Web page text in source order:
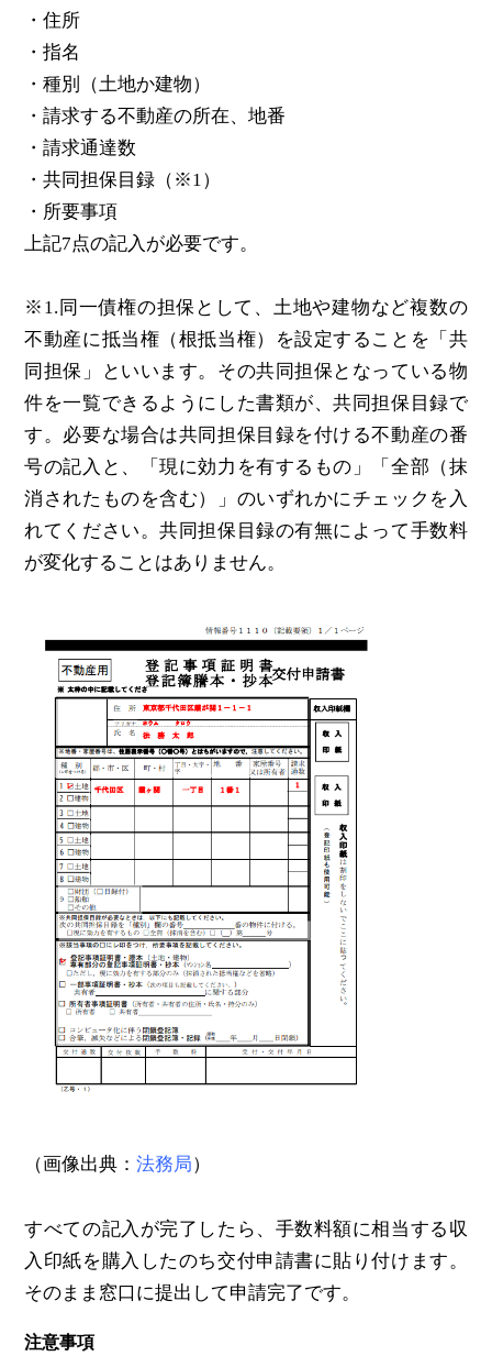
・住所
・指名
・種別（土地か建物）
・請求する不動産の所在、地番
・請求通達数
・共同担保目録（※1）
・所要事項
上記7点の記入が必要です。
※1.同一債権の担保として、土地や建物など複数の
不動産に抵当権（根抵当権）を設定することを「共
同担保」といいます。その共同担保となっている物
件を一覧できるようにした書類が、共同担保目録で
す。必要な場合は共同担保目録を付ける不動産の番
号の記入と、「現に効力を有するもの」「全部（抹
消されたものを含む）」のいずれかにチェックを入
れてください。共同担保目録の有無によって手数料
が変化することはありません。
（画像出典：法務局）
すべての記入が完了したら、手数料額に相当する収
入印紙を購入したのち交付申請書に貼り付けます。
そのまま窓口に提出して申請完了です。
注意事項